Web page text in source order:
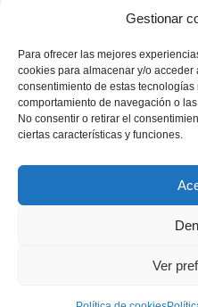
Gestionar
Para ofrecer las mejores
cookies para almacenar y/o acceder
consentimiento de estas tecnologías
comportamiento de navegación o
No consentir o retirar el
ciertas características y funciones.
Ver
Participa
política de